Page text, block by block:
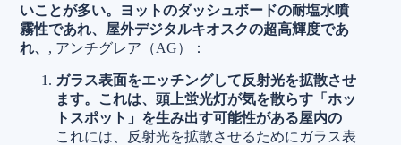
いことが多い。ヨットのダッシュボードの耐塩水噴
霧性であれ、屋外デジタルキオスクの超高輝度であ
れ、 , アンチグレア（AG）：
ガラス表面をエッチングして反射光を拡散させ
ます。これは、頭上蛍光灯が気を散らす「ホッ
トスポット」を生み出す可能性がある屋内の
これには、反射光を拡散させるためにガラス表